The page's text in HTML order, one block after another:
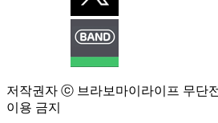
저작권자 ⓒ 브라보마이라이프 무단
이용 금지